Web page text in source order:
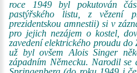
roce 1949 byl pokutován
pastýřského listu, z vězení
prezidentskou amnestii) si v
pro jejich nezájem o kostel,
zavedení elektrického proudu
už byl ovšem Alois Singer
západním Německu. Narodil